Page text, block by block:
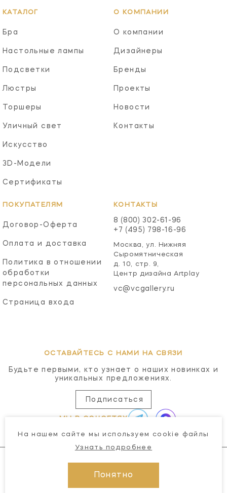
КАТАЛОГ
Бра
Настольные лампы
Подсветки
Люстры
Торшеры
Уличный свет
Искусство
3D-Модели
Сертификаты
О КОМПАНИИ
О компании
Дизайнеры
Бренды
Проекты
Новости
Контакты
ПОКУПАТЕЛЯМ
Договор-Оферта
Оплата и доставка
Политика в отношении
обработки
персональных данных
Страница входа
КОНТАКТЫ
8 (800) 302-61-96
+7 (495) 798-16-96
Москва, ул. Нижняя
Сыромятническая
д. 10, стр. 9,
Центр дизайна Artplay
vc@vcgallery.ru
ОСТАВАЙТЕСЬ С НАМИ НА СВЯЗИ
Будьте первыми, кто узнает о наших новинках и
уникальных предложениях.
Подписаться
МЫ В СОЦСЕТЯХ
На нашем сайте мы используем cookie файлы
Узнать подробнее
Понятно